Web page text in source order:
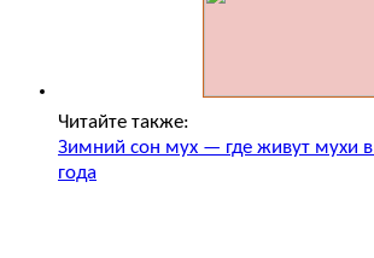
Читайте также:
Зимний сон мух — где живут мухи
года